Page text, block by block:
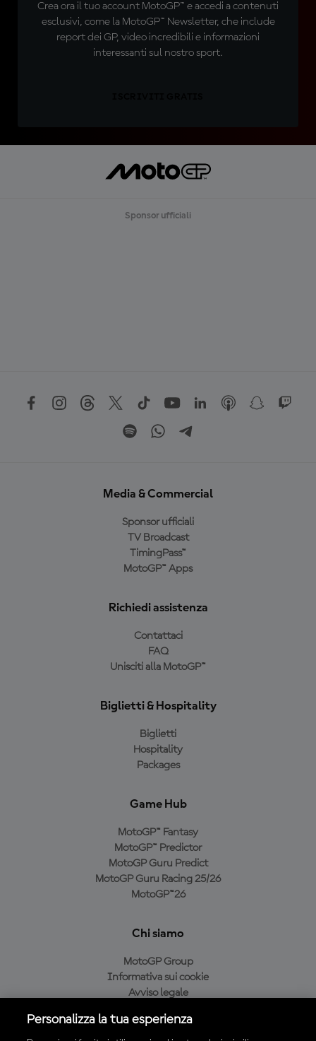
Crea ora il tuo account MotoGP™ e accedi a contenuti
esclusivi, come la MotoGP™ Newsletter, che include
report dei GP, video incredibili e informazioni
interessanti sul nostro sport.
Sponsor ufficiali
Media & Commercial
Sponsor ufficiali
TV Broadcast
TimingPass™
MotoGP™ Apps
Richiedi assistenza
Contattaci
FAQ
Unisciti alla MotoGP™
Biglietti & Hospitality
Biglietti
Hospitality
Packages
Game Hub
MotoGP™ Fantasy
MotoGP™ Predictor
MotoGP Guru Predict
MotoGP Guru Racing 25/26
MotoGP™26
Chi siamo
MotoGP Group
Informativa sui cookie
Avviso legale
Condizioni di acquisto
Personalizza la tua esperienza